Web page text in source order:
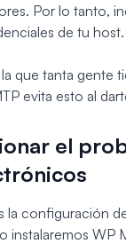
Por lo tanto,
de tu host.
que tanta gente
evita esto al
el
la configuración
instalaremos WP